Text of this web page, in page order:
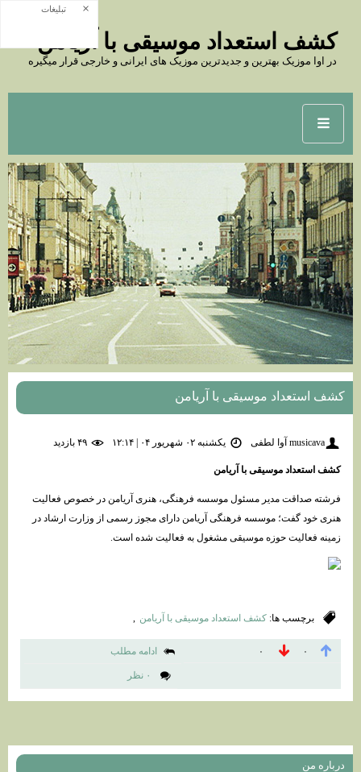
کشف استعداد موسیقی با آریامن
در اوا موزیک بهترین و جدیدترین موزیک های ایرانی و خارجی قرار میگیره
کشف استعداد موسیقی با آریامن
musicava آوا لطفی یکشنبه ۰۲ شهریور ۰۴ | ۱۲:۱۴
کشف استعداد موسیقی با آریامن
فرشته صداقت مدیر مسئول موسسه فرهنگی، هنری آریامن در خصوص فعالیت
هنری خود گفت؛ موسسه فرهنگی آریامن دارای مجوز رسمی از وزارت ارشاد در
زمینه فعالیت حوزه موسیقی مشغول به فعالیت شده است.
برچسب ها: کشف استعداد موسیقی با آریامن
۰ ۰ ادامه مطلب
۰ نظر
درباره من
تبلیغات ×